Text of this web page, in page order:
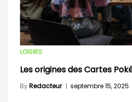
LOISIRS
Les origines des Cartes
ByRedacteur | septembre 15, 2025